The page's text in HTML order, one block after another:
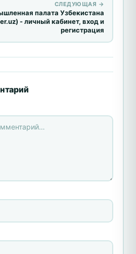
СЛЕДУЮЩАЯ →
палата Узбекистана
- личный кабинет, вход и
регистрация